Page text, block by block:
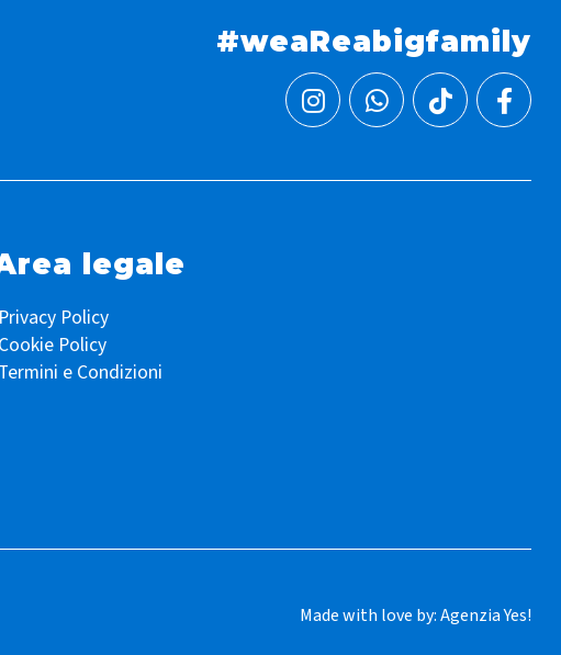
#weaReabigfamily
legale
Privacy Policy
Cookie Policy
Termini e Condizioni
Made with love by:Agenzia Yes!